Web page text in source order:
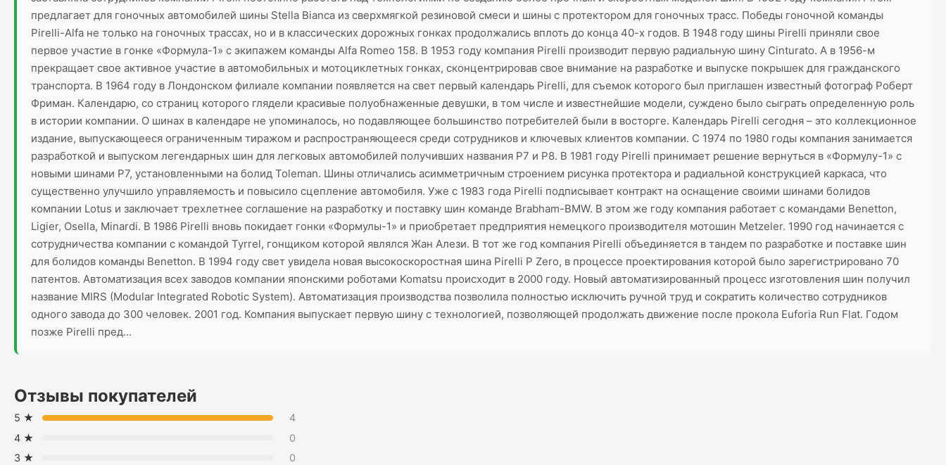
предлагает для гоночных автомобилей шины Stella Bianca из сверхмягкой резиновой смеси и шины с протектором для гоночных трасс. Победы гоночной команды
Pirelli-Alfa не только на гоночных трассах, но и в классических дорожных гонках продолжались вплоть до конца 40-х годов. В 1948 году шины Pirelli приняли свое
первое участие в гонке «Формула-1» с экипажем команды Alfa Romeo 158. В 1953 году компания Pirelli производит первую радиальную шину Cinturato. А в 1956-м
прекращает свое активное участие в автомобильных и мотоциклетных гонках, сконцентрировав свое внимание на разработке и выпуске покрышек для гражданского
транспорта. В 1964 году в Лондонском филиале компании появляется на свет первый календарь Pirelli, для съемок которого был приглашен известный фотограф Роберт
Фриман. Календарю, со страниц которого глядели красивые полуобнаженные девушки, в том числе и известнейшие модели, суждено было сыграть определенную роль
в истории компании. О шинах в календаре не упоминалось, но подавляющее большинство потребителей были в восторге. Календарь Pirelli сегодня – это коллекционное
издание, выпускающееся ограниченным тиражом и распространяющееся среди сотрудников и ключевых клиентов компании. С 1974 по 1980 годы компания занимается
разработкой и выпуском легендарных шин для легковых автомобилей получивших названия P7 и P8. В 1981 году Pirelli принимает решение вернуться в «Формулу-1» с
новыми шинами P7, установленными на болид Toleman. Шины отличались асимметричным строением рисунка протектора и радиальной конструкцией каркаса, что
существенно улучшило управляемость и повысило сцепление автомобиля. Уже с 1983 года Pirelli подписывает контракт на оснащение своими шинами болидов
компании Lotus и заключает трехлетнее соглашение на разработку и поставку шин команде Brabham-BMW. В этом же году компания работает с командами Benetton,
Ligier, Osella, Minardi. В 1986 Pirelli вновь покидает гонки «Формулы-1» и приобретает предприятия немецкого производителя мотошин Metzeler. 1990 год начинается с
сотрудничества компании с командой Tyrrel, гонщиком которой являлся Жан Алези. В тот же год компания Pirelli объединяется в тандем по разработке и поставке шин
для болидов команды Benetton. В 1994 году свет увидела новая высокоскоростная шина Pirelli P Zero, в процессе проектирования которой было зарегистрировано 70
патентов. Автоматизация всех заводов компании японскими роботами Komatsu происходит в 2000 году. Новый автоматизированный процесс изготовления шин получил
название MIRS (Modular Integrated Robotic System). Автоматизация производства позволила полностью исключить ручной труд и сократить количество сотрудников
одного завода до 300 человек. 2001 год. Компания выпускает первую шину с технологией, позволяющей продолжать движение после прокола Euforia Run Flat. Годом
позже Pirelli пред...
Отзывы покупателей
5 ★
4
4 ★
0
3 ★
0